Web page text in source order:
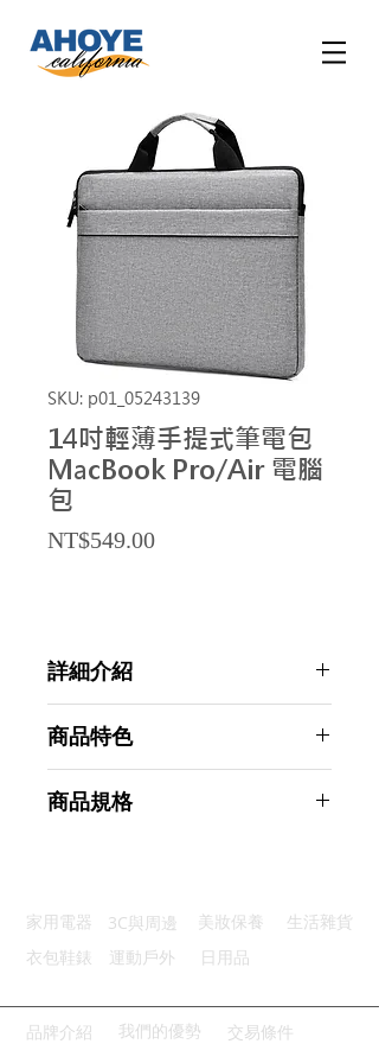
SKU: p01_05243139
14吋輕薄手提式筆電包
MacBook Pro/Air 電腦
包
NT$549.00Price
詳細介紹
商品特色
有效防震：優質珍珠棉防震內層
商品規格
主要材質：滌綸
商品尺寸：37*28*3cm
產地名稱：中國大陸
代理商：亞桓有限公司
家用電器 3C與周邊 美妝保養
生活雜貨
衣包鞋錶
運動戶外 日用品
品牌介紹 我們的優勢 交易條件